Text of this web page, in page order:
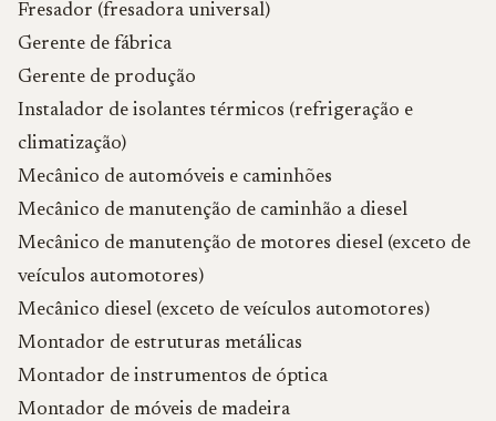
Fresador (fresadora universal)
Gerente de fábrica
Gerente de produção
Instalador de isolantes térmicos (refrigeração e
climatização)
Mecânico de automóveis e caminhões
Mecânico de manutenção de caminhão a diesel
Mecânico de manutenção de motores diesel (exceto de
veículos automotores)
Mecânico diesel (exceto de veículos automotores)
Montador de estruturas metálicas
Montador de instrumentos de óptica
Montador de móveis de madeira